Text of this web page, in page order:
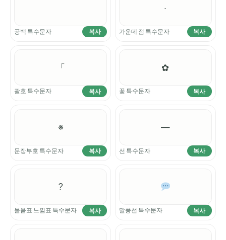
공백 특수문자 복사
·
가운데 점 특수문자 복사
「
괄호 특수문자 복사
✿
꽃 특수문자 복사
※
문장부호 특수문자 복사
―
선 특수문자 복사
?
물음표 느낌표 특수문자 복사 말풍선 특수문자 복사